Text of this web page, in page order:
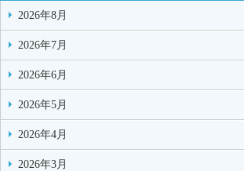
2026年8月
2026年7月
2026年6月
2026年5月
2026年4月
2026年3月